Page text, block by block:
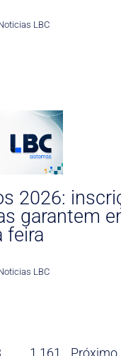
LBC
2026:
garantem
feira
LBC
… 1.161 Próximo